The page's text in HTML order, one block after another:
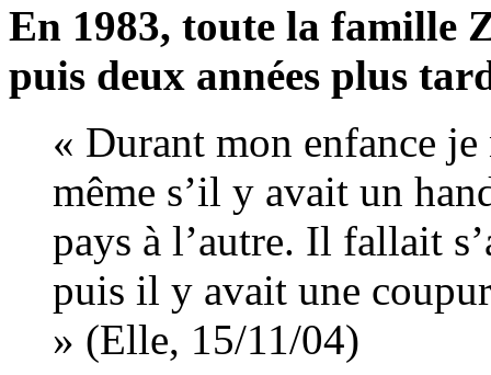
En 1983, toute la famille
puis deux années plus
« Durant mon enfance je
même s’il y avait un
pays à l’autre. Il fallait
puis il y avait une
» (Elle, 15/11/04)